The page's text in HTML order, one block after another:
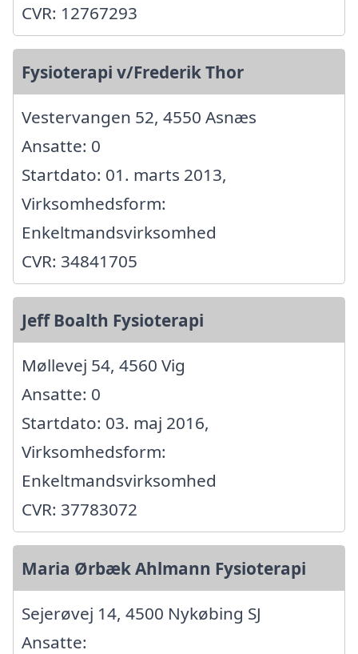
CVR: 12767293
Fysioterapi v/Frederik Thor
Vestervangen 52, 4550 Asnæs
Ansatte: 0
Startdato: 01. marts 2013,
Virksomhedsform:
Enkeltmandsvirksomhed
CVR: 34841705
Jeff Boalth Fysioterapi
Møllevej 54, 4560 Vig
Ansatte: 0
Startdato: 03. maj 2016,
Virksomhedsform:
Enkeltmandsvirksomhed
CVR: 37783072
Maria Ørbæk Ahlmann Fysioterapi
Sejerøvej 14, 4500 Nykøbing SJ
Ansatte: